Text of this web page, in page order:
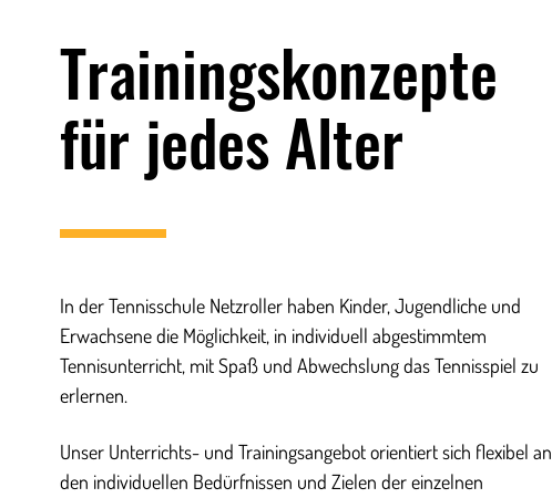
Trainings­konzepte
für jedes Alter
In der Tennisschule Netzroller haben Kinder, Jugendliche und
Erwachsene die Möglichkeit, in individuell abgestimmtem
Tennisunterricht, mit Spaß und Abwechslung das Tennisspiel zu
erlernen.
Unser Unterrichts- und Trainingsangebot orientiert sich flexibel an
den individuellen Bedürfnissen und Zielen der einzelnen